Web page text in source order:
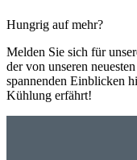
Hungrig auf mehr?
Melden Sie sich für
der von unseren
spannenden Einblicken
Kühlung erfährt!